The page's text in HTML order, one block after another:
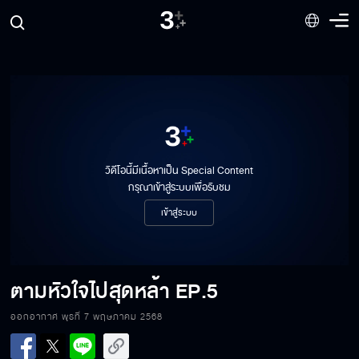
วิดีโอนี้มีเนื้อหาเป็น Special Content
กรุณาเข้าสู่ระบบเพื่อรับชม
เข้าสู่ระบบ
ตามหัวใจไปสุดหล้า EP.5
ออกอากาศ พุธที่ 7 พฤษภาคม 2568